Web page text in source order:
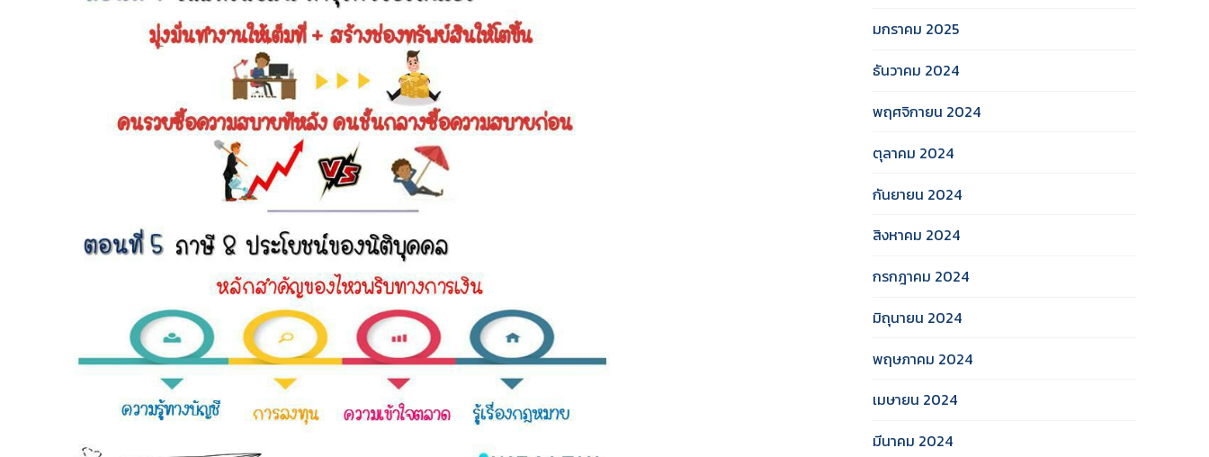
มกราคม 2025
ธันวาคม 2024
พฤศจิกายน 2024
ตุลาคม 2024
กันยายน 2024
สิงหาคม 2024
กรกฎาคม 2024
มิถุนายน 2024
พฤษภาคม 2024
เมษายน 2024
มีนาคม 2024